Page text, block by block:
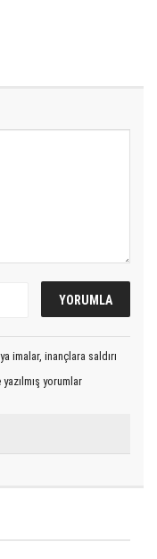
imalar, inançlara saldırı
yorumlar